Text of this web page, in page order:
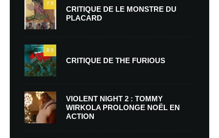
7.5
CRITIQUE DE LE MONSTRE DU
PLACARD
9.5
CRITIQUE DE THE FURIOUS
VIOLENT NIGHT 2 : TOMMY
WIRKOLA PROLONGE NOËL EN
ACTION